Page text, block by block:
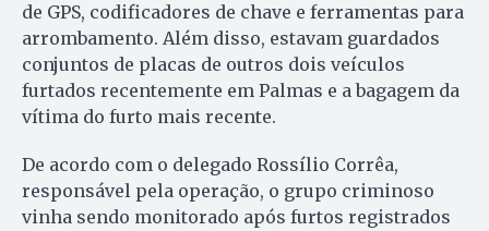
de GPS, codificadores de chave e ferramentas para
arrombamento. Além disso, estavam guardados
conjuntos de placas de outros dois veículos
furtados recentemente em Palmas e a bagagem da
vítima do furto mais recente.
De acordo com o delegado Rossílio Corrêa,
responsável pela operação, o grupo criminoso
vinha sendo monitorado após furtos registrados